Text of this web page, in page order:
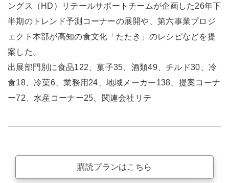
ングス（HD）リテールサポートチームが企画した26年下
半期のトレンド予測コーナーの展開や、第六事業プロジ
ェクト本部が高知の食文化「たたき」のレシピなどを提
案した。
出展部門別に食品122、菓子35、酒類49、チルド30、冷
食18、冷菓6、業務用24、地域メーカー138、提案コーナ
ー72、水産コーナー25、関連会社リテ
購読プランはこちら